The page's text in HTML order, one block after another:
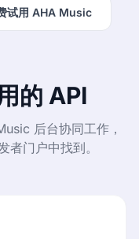
试用 AHA Music
的 API
后台协同工作，
门户中找到。